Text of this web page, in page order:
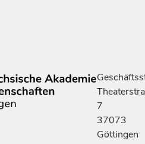
7
37073
Göttingen